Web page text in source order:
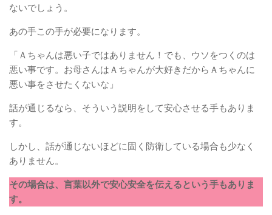
ないでしょう。
あの手この手が必要になります。
「Ａちゃんは悪い子ではありません！でも、ウソをつくのは
悪い事です。お母さんはＡちゃんが大好きだからＡちゃんに
悪い事をさせたくないな」
話が通じるなら、そういう説明をして安心させる手もありま
す。
しかし、話が通じないほどに固く防衛している場合も少なく
ありません。
その場合は、言葉以外で安心安全を伝えるという手もありま
す。